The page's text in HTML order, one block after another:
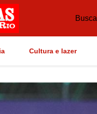
Busca
Cultura e lazer